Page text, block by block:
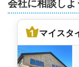
千葉県鎌ヶ谷市東
状態:更地
マイスタイル株式会社
会社に相談しよ
マイスタ